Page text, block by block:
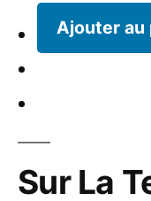
Ajouter au
Sur La